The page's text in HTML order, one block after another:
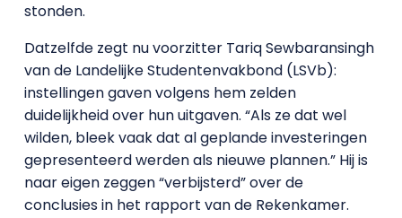
stonden.
Datzelfde zegt nu voorzitter Tariq Sewbaransingh
van de Landelijke Studentenvakbond (LSVb):
instellingen gaven volgens hem zelden
duidelijkheid over hun uitgaven. “Als ze dat wel
wilden, bleek vaak dat al geplande investeringen
gepresenteerd werden als nieuwe plannen.” Hij is
naar eigen zeggen “verbijsterd” over de
conclusies in het rapport van de Rekenkamer.